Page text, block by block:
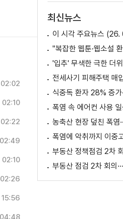
02:02
02:10
02:22
02:49
02:10
02:26
15:56
04:48
최신뉴스
이 시각 주요뉴스